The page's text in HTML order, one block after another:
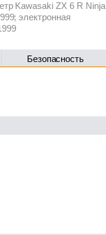
Kawasaki ZX 6 R Ninja
электронная
Безопасность